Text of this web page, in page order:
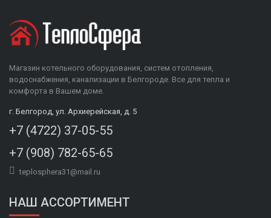
Магазин котельного оборудования, систем отопления,
водоснабжения, канализации в Белгороде. Все для тепла и
комфорта в Вашем доме.
г. Белгород, ул. Архиерейская, д. 5
+7 (4722) 37-05-55
+7 (908) 782-65-65
teplosphera31@mail.ru
НАШ АССОРТИМЕНТ